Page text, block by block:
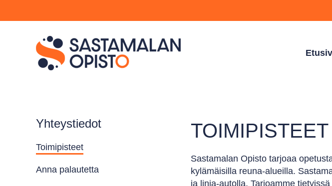
Yhteystiedot
Toimipisteet
Anna palautetta
TOIMIPISTEET
Sastamalan Opisto tarjoaa
kylämäisilla reuna-alueilla.
ja linja-autolla. Tarjoamme